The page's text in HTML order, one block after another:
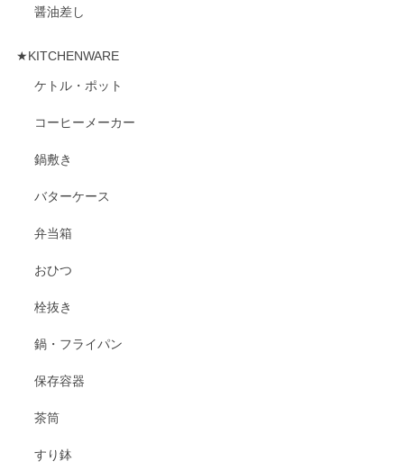
醤油差し
★KITCHENWARE
ケトル・ポット
コーヒーメーカー
鍋敷き
バターケース
弁当箱
おひつ
栓抜き
鍋・フライパン
保存容器
茶筒
すり鉢